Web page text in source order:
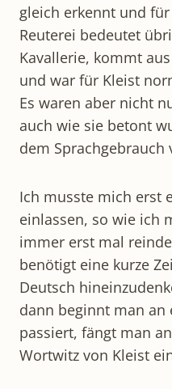
gleich erkennt und
Reuterei bedeutet
Kavallerie, kommt
und war für Kleist
Es waren aber nicht
auch wie sie betont
dem
Ich musste mich erst
einlassen, so wie ich
immer erst mal
benötigt eine kurze
Deutsch
dann beginnt man an
passiert, fängt man
Wortwitz von Kleist